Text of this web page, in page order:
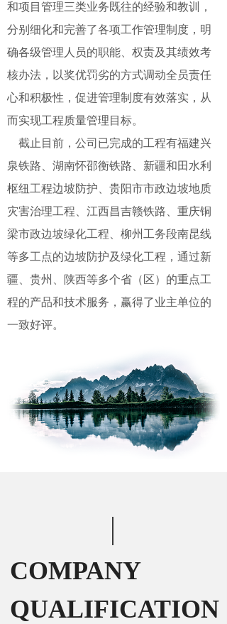
和项目管理三类业务既往的经验和教训，
分别细化和完善了各项工作管理制度， 明
确各级管理人员的职能、 权责及其绩效考
核办法，以奖优罚劣的方式调动全 员责任
心和积极性， 促进管理制度有效落实，从
而实现工程质量管理目标。
截止目前，公司已完成的工程有福建兴
泉铁路、 湖南怀邵衡铁路、新疆和田水利
枢纽工程边坡防护
贵阳市市政边坡地质
灾害治理工程、江西昌吉赣铁路、 重庆铜
梁市政边坡绿化工程、 柳州工务段南昆线
等多工点的边坡防护及绿化工程， 通过新
疆、 贵州 、陕西等多个省 （ 区） 的重点工
程的产品和技术服务 ，赢得了业主单位的
一致好评。
COMPANY
QUALIFICATION